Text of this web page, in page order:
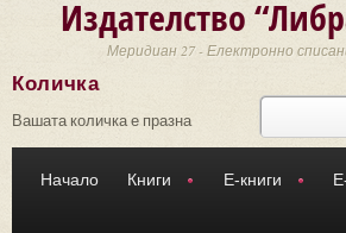
Издателство
Меридиан 27 - Електронно
Търси
Количка
Вашата количка е празна
Начало Книги Е-книги